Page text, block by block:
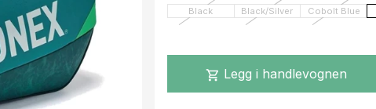
Black Black/Silver Cobolt Blue
shopping_cart Legg i handlevognen